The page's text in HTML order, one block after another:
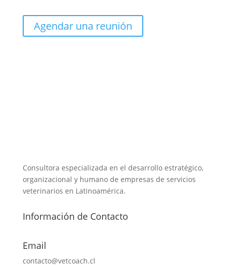
Agendar una reunión
Consultora especializada en el desarrollo estratégico,
organizacional y humano de empresas de servicios
veterinarios en Latinoamérica.
Información de Contacto
Email
contacto@vetcoach.cl